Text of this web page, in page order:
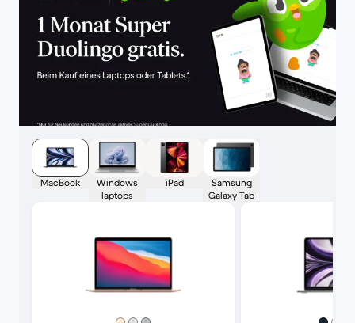
MacBook
Windows
laptops
iPad
Samsung
Galaxy Tab